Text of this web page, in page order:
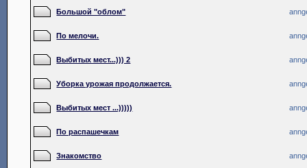
Большой "облом"
По мелочи.
Выбитых мест...))) 2
Уборка урожая продолжается.
Выбитых мест ...)))))
По распашечкам
Знакомство